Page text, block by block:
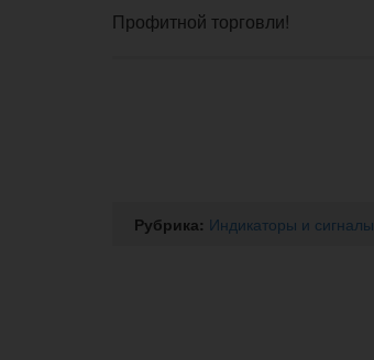
Профитной торговли!
Рубрика: Индикаторы и сигналы